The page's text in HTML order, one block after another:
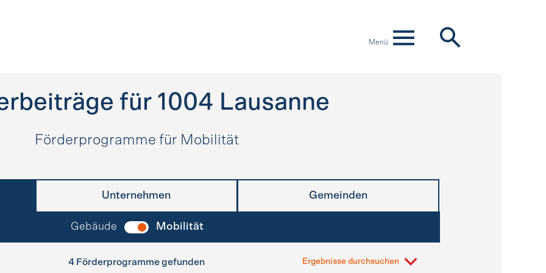
Menü
für 1004 Lausanne
Förderprogramme für Mobilität
Unternehmen Gemeinden
Gebäude Mobilität
4 Förderprogramme gefunden Ergebnisse durchsuchen